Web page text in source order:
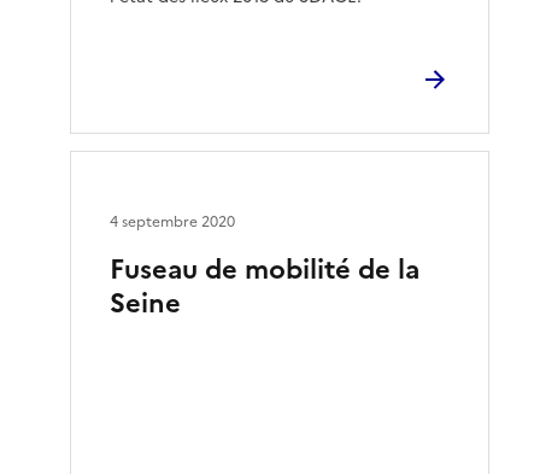
Fuseau de mobilité de la
Seine
4 septembre 2020